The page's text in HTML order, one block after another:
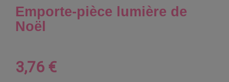
Emporte-pièce lumière de
Noël
3,76 €